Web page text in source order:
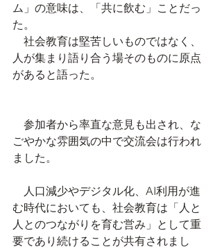
ム」の意味は、「共に飲む」ことだっ
た。
社会教育は堅苦しいものではなく、
人が集まり語り合う場そのものに原点
があると語った。
参加者から率直な意見も出され、な
ごやかな雰囲気の中で交流会は行われ
ました。
人口減少やデジタル化、AI利用が進
む時代においても、社会教育は「人と
人とのつながりを育む営み」として重
要であり続けることが共有されまし